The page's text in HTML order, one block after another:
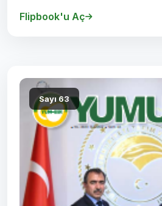
Flipbook'u Aç
Sayı 63